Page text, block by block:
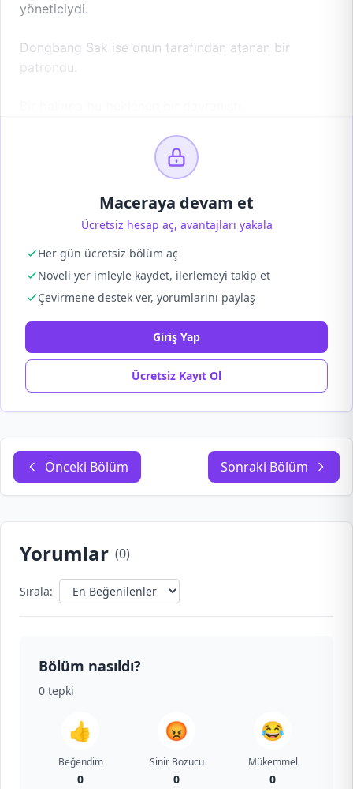
yöneticiydi.
Dongbang Sak ise onun tarafından atanan bir
patrondu.
Maceraya devam et
Ücretsiz hesap aç, avantajları yakala
Her gün ücretsiz bölüm aç
Noveli yer imleyle kaydet, ilerlemeyi takip et
Çevirmene destek ver, yorumlarını paylaş
Giriş Yap
Ücretsiz Kayıt Ol
Önceki Bölüm Sonraki Bölüm
Yorumlar (0)
Sırala:
Bölüm nasıldı?
0 tepki
👍
Beğendim
0
😡
Sinir Bozucu
0
😂
Mükemmel
0